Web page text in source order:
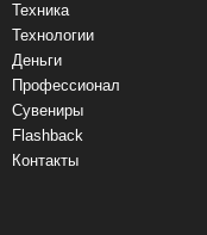
Техника
Технологии
Деньги
Профессионал
Сувениры
Flashback
Контакты